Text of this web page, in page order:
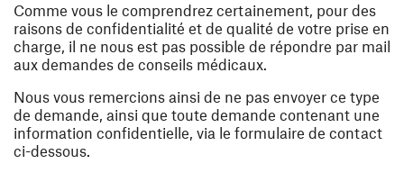
Comme vous le comprendrez certainement, pour des
raisons de confidentialité et de qualité de votre prise en
charge, il ne nous est pas possible de répondre par mail
aux demandes de conseils médicaux.
Nous vous remercions ainsi de ne pas envoyer ce type
de demande, ainsi que toute demande contenant une
information confidentielle, via le formulaire de contact
ci-dessous.